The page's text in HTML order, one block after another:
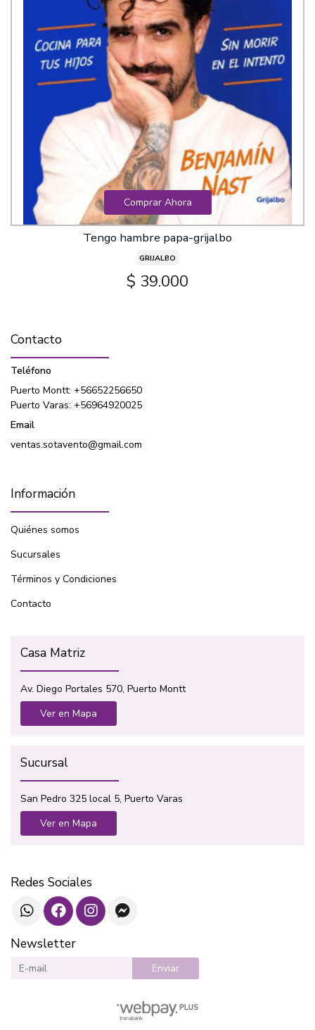
Comprar Ahora
Tengo hambre papa-grijalbo
GRIJALBO
$ 39.000
Contacto
Teléfono
Puerto Montt: +56652256650
Puerto Varas: +56964920025
Email
ventas.sotavento@gmail.com
Información
Quiénes somos
Sucursales
Términos y Condiciones
Contacto
Casa Matriz
Av. Diego Portales 570, Puerto Montt
Ver en Mapa
Sucursal
San Pedro 325 local 5, Puerto Varas
Ver en Mapa
Redes Sociales
Newsletter
Enviar